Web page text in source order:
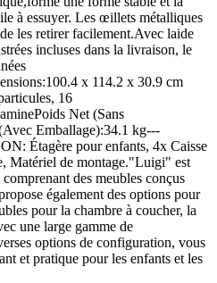
à essuyer. Les œillets métalliques
les retirer facilement.Avec laide
incluses dans la livraison, le
x 114.2 x 30.9 cm
16
Net (Sans
Emballage):34.1 kg---
Étagère pour enfants, 4x Caisse
Matériel de montage."Luigi" est
des meubles conçus
également des options pour
pour la chambre à coucher, la
une large gamme de
options de configuration, vous
et pratique pour les enfants et les